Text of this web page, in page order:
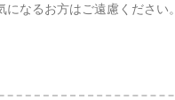
になるお方はご遠慮ください。